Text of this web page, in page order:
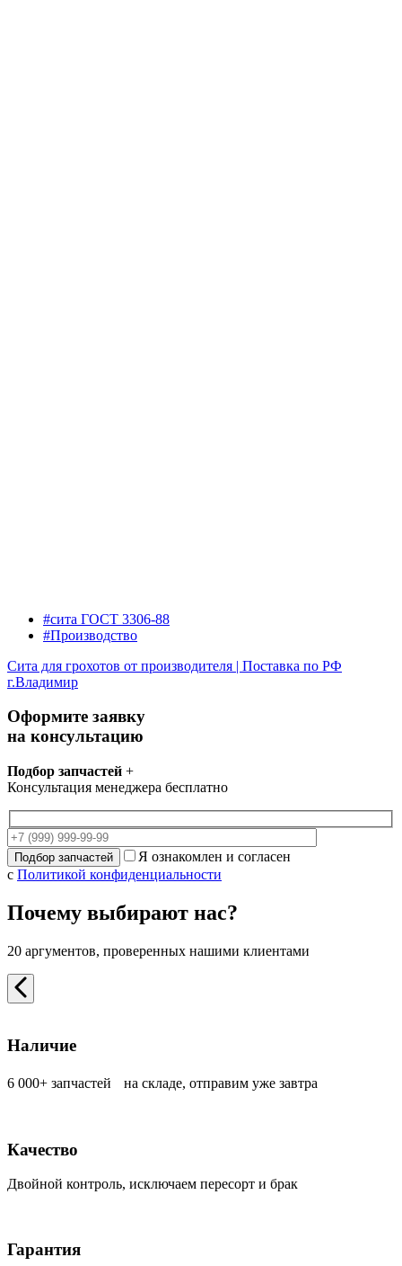
#сита ГОСТ 3306-88
#Производство
Сита для грохотов от производителя | Поставка по РФ
г.Владимир
Оформите заявку
на консультацию
Подбор запчастей +
Консультация менеджера бесплатно
Я ознакомлен и согласен
с Политикой конфиденциальности
Почему выбирают нас?
20 аргументов, проверенных нашими клиентами
Наличие
6 000+ запчастей на складе, отправим уже завтра
Качество
Двойной контроль, исключаем пересорт и брак
Гарантия